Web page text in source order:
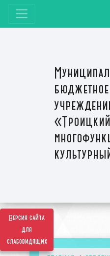
Версия сайта
для
слабовидящих
бюджетное
«Троицкий